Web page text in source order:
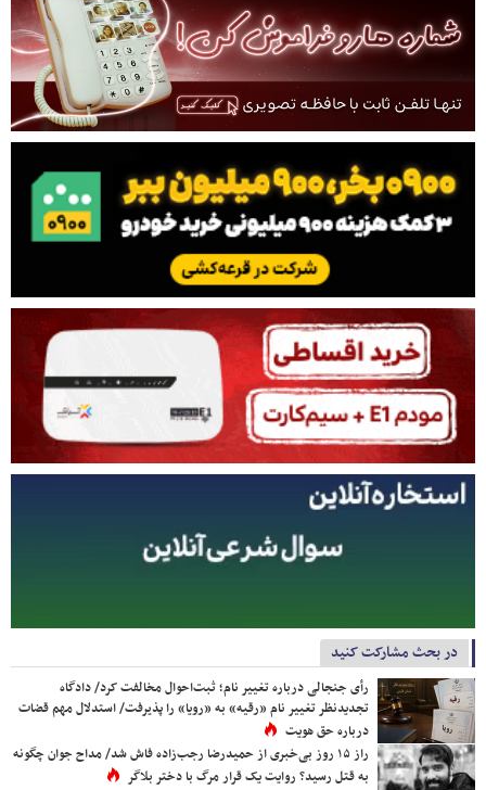
در بحث مشارکت کنید
رأی جنجالی درباره تغییر نام؛ ثبت‌احوال مخالفت کرد/ دادگاه
تجدیدنظر تغییر نام «رقیه» به «رویا» را پذیرفت/ استدلال مهم قضات
درباره حق هویت
راز ۱۵ روز بی‌خبری از حمیدرضا رجب‌زاده فاش شد/ مداح جوان چگونه
به قتل رسید؟ روایت یک قرار مرگ با دختر بلاگر